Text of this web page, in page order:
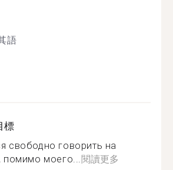
語
標
свободно говорить на
помимо моего... 閱讀更多